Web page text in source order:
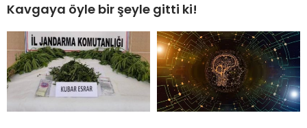
Kavgaya öyle bir şeyle gitti ki!